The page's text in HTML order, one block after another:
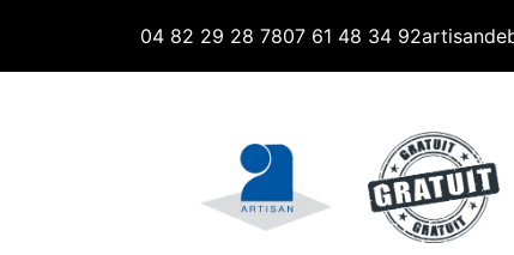
04 82 29 28 7807 61 48 34 92